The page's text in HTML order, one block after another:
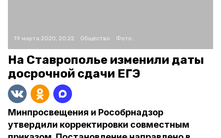
19 марта 2020, 20:22 Общество Фото:
На Ставрополье изменили даты
досрочной сдачи ЕГЭ
Минпросвещения и Рособрнадзор
утвердили корректировки совместным